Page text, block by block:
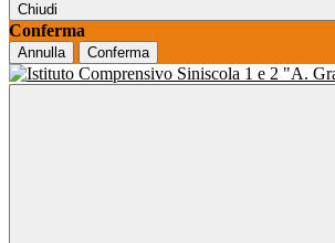
Chiudi
Conferma
Annulla Conferma